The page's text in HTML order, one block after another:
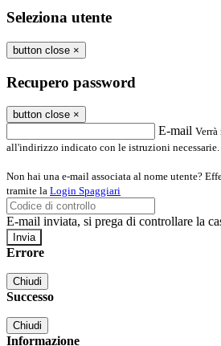
Seleziona utente
button close ×
Recupero password
button close ×
E-mail
all'indirizzo indicato con le istruzioni necessarie.
Non hai una e-mail associata al nome utente?
tramite la Login Spaggiari
E-mail inviata, si prega di controllare la
Errore
Chiudi
Successo
Chiudi
Informazione